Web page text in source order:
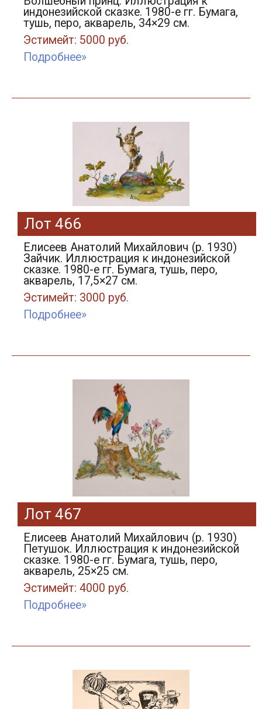
индонезийской сказке. 1980-е гг. Бумага,
тушь, перо, акварель, 34×29 см.
Эстимейт: 5000 руб.
Подробнее»
Лот 466
Елисеев Анатолий Михайлович (р. 1930)
Зайчик. Иллюстрация к индонезийской
сказке. 1980-е гг. Бумага, тушь, перо,
акварель, 17,5×27 см.
Эстимейт: 3000 руб.
Подробнее»
Лот 467
Елисеев Анатолий Михайлович (р. 1930)
Петушок. Иллюстрация к индонезийской
сказке. 1980-е гг. Бумага, тушь, перо,
акварель, 25×25 см.
Эстимейт: 4000 руб.
Подробнее»